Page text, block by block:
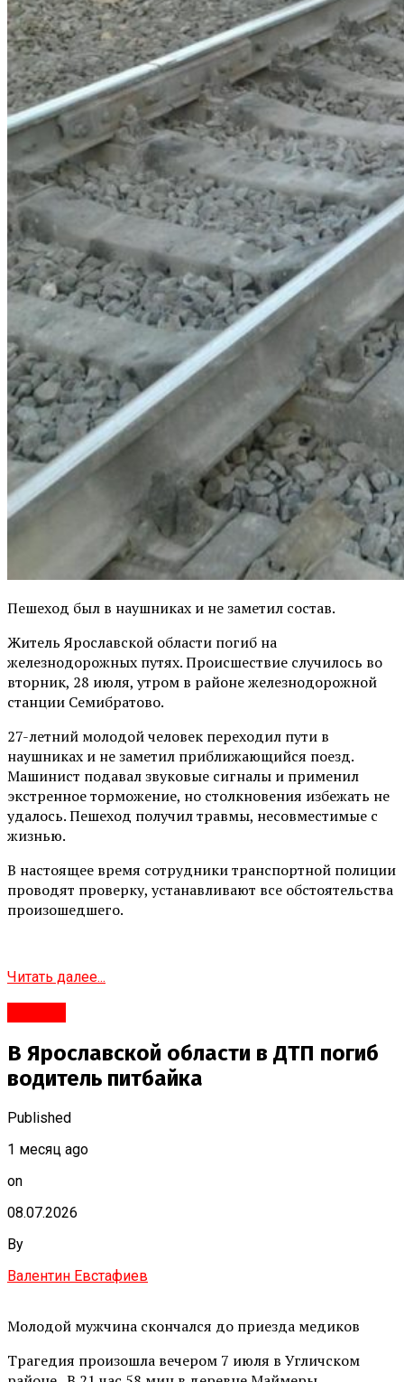
Пешеход был в наушниках и не заметил состав.
Житель Ярославской области погиб на
железнодорожных путях. Происшествие случилось во
вторник, 28 июля, утром в районе железнодорожной
станции Семибратово.
27-летний молодой человек переходил пути в
наушниках и не заметил приближающийся поезд.
Машинист подавал звуковые сигналы и применил
экстренное торможение, но столкновения избежать не
удалось. Пешеход получил травмы, несовместимые с
жизнью.
В настоящее время сотрудники транспортной полиции
проводят проверку, устанавливают все обстоятельства
произошедшего.
Читать далее...
В Ярославской области в ДТП погиб
водитель питбайка
Published
1 месяц ago
on
08.07.2026
By
Валентин Евстафиев
Молодой мужчина скончался до приезда медиков
Трагедия произошла вечером 7 июля в Угличском